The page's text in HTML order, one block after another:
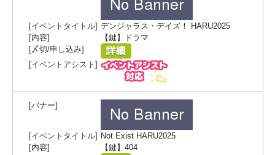
デンジャラス・デイズ！ HARU2025
【鍵】ドラマ
Not Exist HARU2025
【鍵】404